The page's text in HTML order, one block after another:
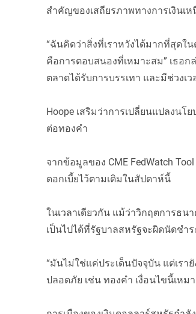
สำคัญของเสถียรภาพทางการเงินเ
“ฉันคิดว่าสิ่งที่เราหวังได้มากที่สุดใ
คือการตอบสนองที่เหมาะสม” เธอก
ตลาดได้รับการบรรเทา และมีช่วงเว
Hoope เสริมว่าการเปลี่ยนแปลงน
ต่อทองคำ
จากข้อมูลของ CME FedWatch
ดอกเบี้ยไว้ตามเดิมในสัปดาห์นี้
ในเวลาเดียวกัน แม้ว่าวิกฤตการธน
เป็นไปได้ที่รัฐบาลสหรัฐจะผิดนัดชำ
“มันไม่ใช่แค่ประเด็นปัจจุบัน แต่เรา
ปลอดภัย เช่น ทองคำ เงื่อนไขนี้เห